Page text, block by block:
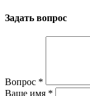
Задать вопрос
Вопрос *
Ваше имя *